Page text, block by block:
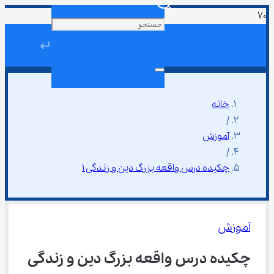
↵
خانه
/
آموزش
/
چکیده درس واقعه بزرگ دین و زندگی ۱
آموزش
چکیده درس واقعه بزرگ دین و زندگی